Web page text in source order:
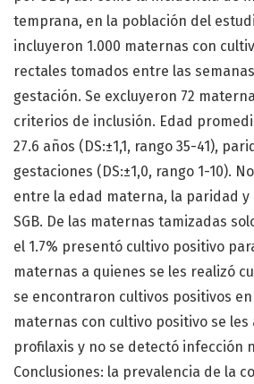
temprana, en la población del
incluyeron 1.000 maternas con
rectales tomados entre las semanas
gestación. Se excluyeron 72
criterios de inclusión. Edad
27.6 años (DS:±1,1, rango 35-41),
gestaciones (DS:±1,0, rango 1-10).
entre la edad materna, la paridad
SGB. De las maternas tamizadas
el 1.7% presentó cultivo positivo
maternas a quienes se les realizó
se encontraron cultivos positivos en
maternas con cultivo positivo se
profilaxis y no se detectó infección
Conclusiones: la prevalencia de la